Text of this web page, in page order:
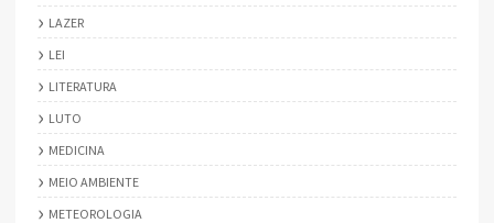
LAZER
LEI
LITERATURA
LUTO
MEDICINA
MEIO AMBIENTE
METEOROLOGIA